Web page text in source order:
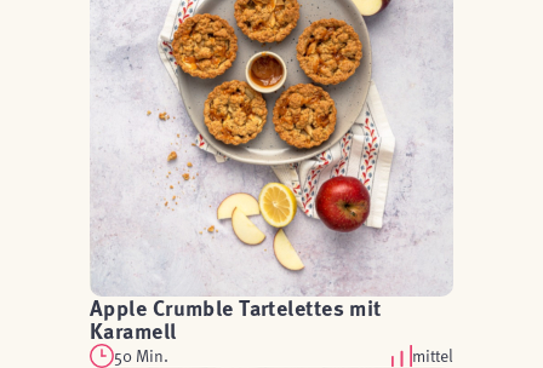
Apple Crumble Tartelettes mit
Karamell
50 Min. mittel